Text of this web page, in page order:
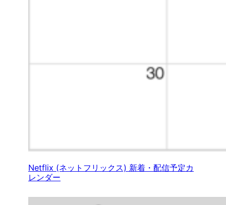
Netflix (ネットフリックス) 新着・配信予定カ
レンダー